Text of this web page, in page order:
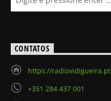
CONTATOS
https://radiovidigueira.pt
+351 284 437 001